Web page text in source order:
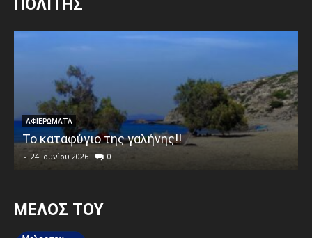
ΠΟΛΙΤΗΣ
ΑΦΙΕΡΩΜΑΤΑ
Το καταφύγιο της γαλήνης!!
- 24 Ιουνίου 2026 0
MEΛΟΣ ΤΟΥ